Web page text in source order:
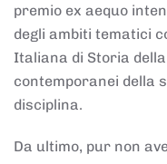
premio ex aequo
degli ambiti tematici
Italiana di Storia
contemporanei della
disciplina.
Da ultimo, pur non